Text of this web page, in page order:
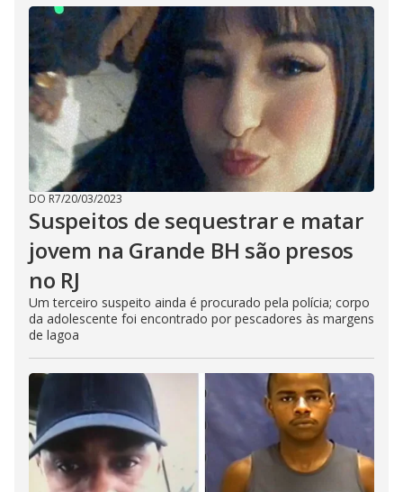
DO R7/20/03/2023
Suspeitos de sequestrar e matar
jovem na Grande BH são presos
no RJ
Um terceiro suspeito ainda é procurado pela polícia; corpo
da adolescente foi encontrado por pescadores às margens
de lagoa